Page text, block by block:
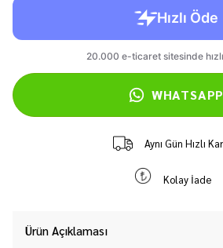
WHATSAPP
Aynı Gün Hızlı
Kolay İade
Ürün Açıklaması